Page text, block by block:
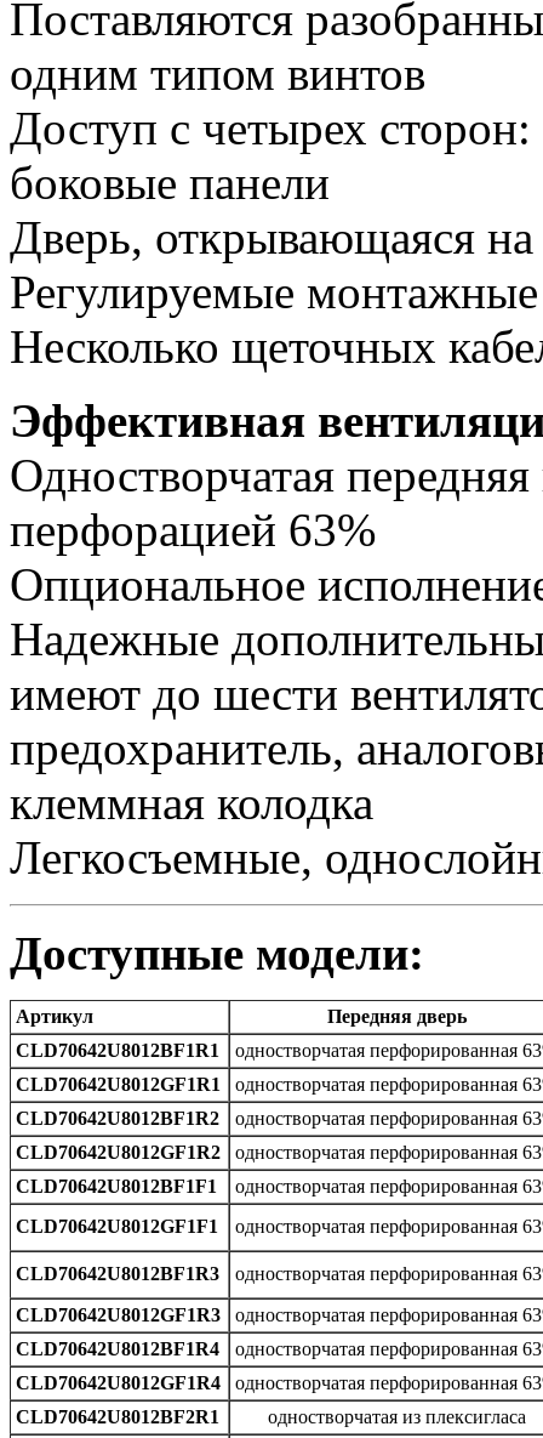
Поставляются
одним типом винтов
Доступ с четырех
боковые панели
Дверь, открывающаяся на
Регулируемые
Несколько щеточных
Эффективная
Одностворчатая
перфорацией 63%
Опциональное
Надежные
имеют до шести
предохранитель,
клеммная колодка
Легкосъемные,
Доступные модели:
Артикул
Передняя дверь
CLD70642U8012BF1R1
одностворчатая перфорированная
CLD70642U8012GF1R1
одностворчатая перфорированная
CLD70642U8012BF1R2
одностворчатая перфорированная
CLD70642U8012GF1R2
одностворчатая перфорированная
CLD70642U8012BF1F1
одностворчатая перфорированная
CLD70642U8012GF1F1
одностворчатая перфорированная
CLD70642U8012BF1R3
одностворчатая перфорированная
CLD70642U8012GF1R3
одностворчатая перфорированная
CLD70642U8012BF1R4
одностворчатая перфорированная
CLD70642U8012GF1R4
одностворчатая перфорированная
CLD70642U8012BF2R1
одностворчатая из плексигласа